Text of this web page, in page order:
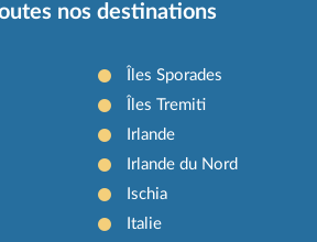
nos destinations
Îles Sporades
Îles Tremiti
Irlande
Irlande du Nord
Ischia
Italie